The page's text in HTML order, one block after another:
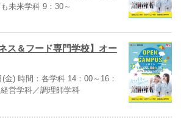
未来学科 9：30～
ス＆フード専門学校】オー
金) 時間：各学科 14：00～16：
営学科／調理師学科